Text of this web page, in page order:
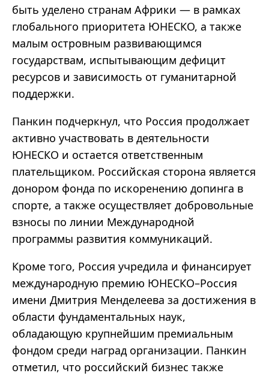
быть уделено странам Африки — в рамках
глобального приоритета ЮНЕСКО, а также
малым островным развивающимся
государствам, испытывающим дефицит
ресурсов и зависимость от гуманитарной
поддержки.
Панкин подчеркнул, что Россия продолжает
активно участвовать в деятельности
ЮНЕСКО и остается ответственным
плательщиком. Российская сторона является
донором фонда по искоренению допинга в
спорте, а также осуществляет добровольные
взносы по линии Международной
программы развития коммуникаций.
Кроме того, Россия учредила и финансирует
международную премию ЮНЕСКО–Россия
имени Дмитрия Менделеева за достижения в
области фундаментальных наук,
обладающую крупнейшим премиальным
фондом среди наград организации. Панкин
отметил, что российский бизнес также